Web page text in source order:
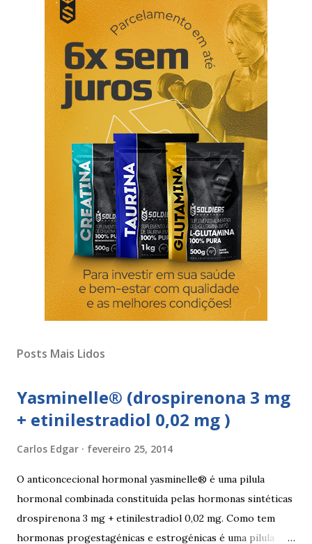
Posts Mais Lidos
Yasminelle® (drospirenona 3 mg
+ etinilestradiol 0,02 mg )
Carlos Edgar fevereiro 25, 2014
O anticoncecional hormonal yasminelle® é uma pilula
hormonal combinada constituída pelas hormonas sintéticas
drospirenona 3 mg + etinilestradiol 0,02 mg. Como tem
hormonas progestagénicas e estrogénicas é uma pilula